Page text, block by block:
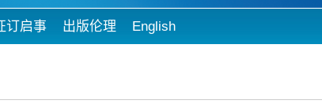
订启事 出版伦理 English